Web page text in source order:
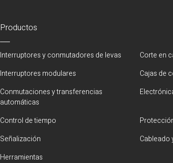
Productos
Interruptores y conmutadores de levas
Corte en
Interruptores modulares
Cajas de
Conmutaciones y transferencias
automáticas
Control de tiempo
Señalización
Cableado
Herramientas